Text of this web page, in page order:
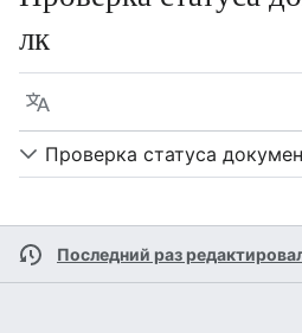
лк
Язык
Проверка статуса
Последний раз